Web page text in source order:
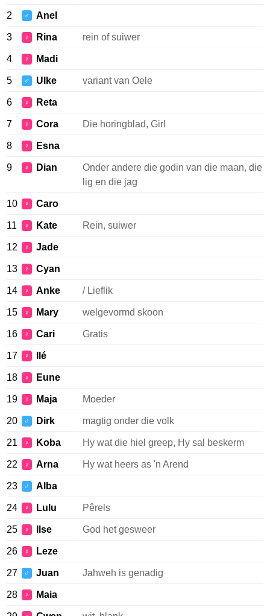
2 ♂ Anel
3 ♀ Rina rein of suiwer
4 ♀ Madi
5 ♂ Ulke variant van Oele
6 ♀ Reta
7 ♀ Cora Die horingblad, Girl
8 ♀ Esna
9 ♀ Dian
Onder andere die godin van die maan, die
lig en die jag
10 ♀ Caro
11 ♀ Kate Rein, suiwer
12 ♀ Jade
13 ♀ Cyan
14 ♀ Anke / Lieflik
15 ♀ Mary welgevormd skoon
16 ♀ Cari Gratis
17 ♀ Ilé
18 ♀ Eune
19 ♀ Maja Moeder
20 ♂ Dirk magtig onder die volk
21 ♀ Koba Hy wat die hiel greep, Hy sal beskerm
22 ♀ Arna Hy wat heers as 'n Arend
23 ♂ Alba
24 ♀ Lulu Pêrels
25 ♀ Ilse God het gesweer
26 ♀ Leze
27 ♂ Juan Jahweh is genadig
28 ♀ Maia